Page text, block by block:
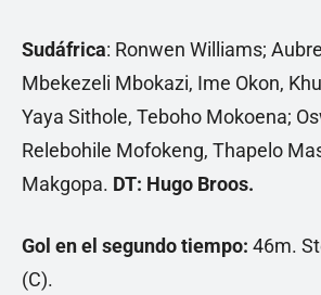
Sudáfrica: Ronwen Williams;
Mbekezeli Mbokazi, Ime Okon,
Yaya Sithole, Teboho Mokoena;
Relebohile Mofokeng, Thapelo
Makgopa. DT: Hugo Broos.
Gol en el segundo tiempo: 46m.
(C).